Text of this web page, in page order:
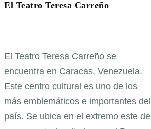
El Teatro Teresa Carreño
El Teatro Teresa Carreño se
encuentra en Caracas, Venezuela.
Este centro cultural es uno de los
más emblemáticos e importantes del
país. Se ubica en el extremo este del